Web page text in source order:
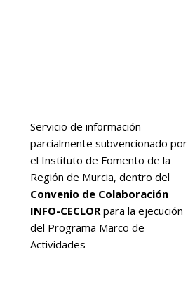
Servicio de información
parcialmente subvencionado por
el Instituto de Fomento de la
Región de Murcia, dentro del
Convenio de Colaboración
INFO-CECLOR para la ejecución
del Programa Marco de
Actividades